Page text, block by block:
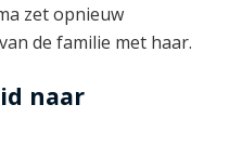
zet opnieuw
de familie met haar.
naar